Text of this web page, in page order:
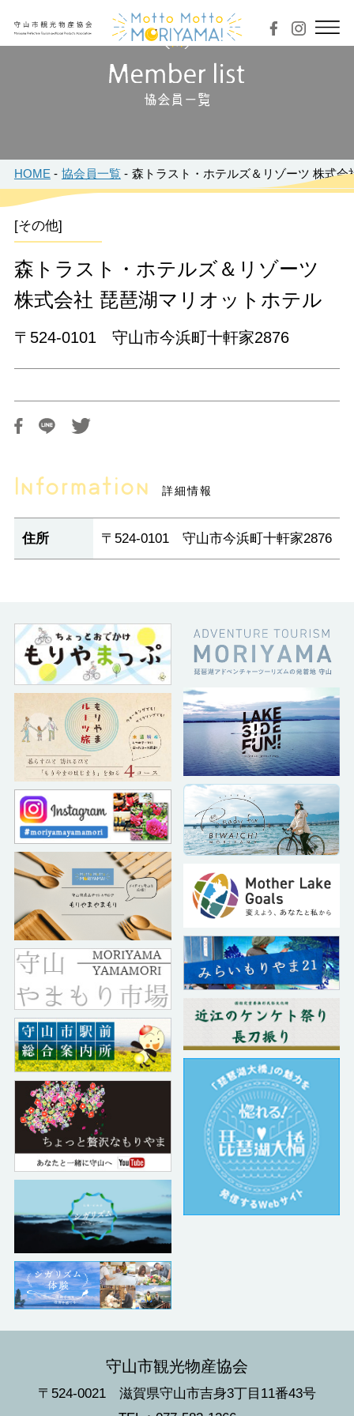
協会員一覧
HOME 協会員一覧 森トラスト・ホテルズ＆リゾーツ 株式会
[その他]
森トラスト・ホテルズ＆リゾーツ
株式会社 琵琶湖マリオットホテル
〒524-0101 守山市今浜町十軒家2876
Information 詳細情報
住所 〒524-0101 守山市今浜町十軒家2876
守山市観光物産協会
〒524-0021 滋賀県守山市吉身3丁目11番43号